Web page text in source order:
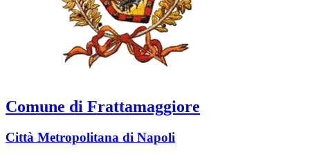
Comune di Frattamaggiore
Città Metropolitana di Napoli